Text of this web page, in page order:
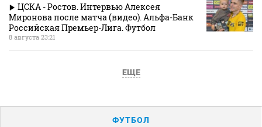
ЦСКА - Ростов. Интервью Алексея
Миронова после матча (видео). Альфа-Банк
Российская Премьер-Лига. Футбол
8 августа 23:21
ЕЩЕ
ФУТБОЛ